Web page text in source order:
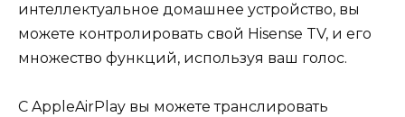
интеллектуальное домашнее устройство, вы
можете контролировать свой Hisense TV, и его
множество функций, используя ваш голос.
С AppleAirPlay вы можете транслировать